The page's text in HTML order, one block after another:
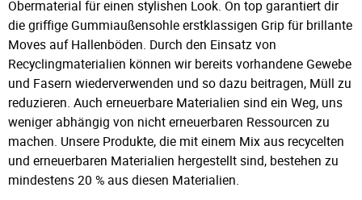
Obermaterial für einen stylishen Look. On top garantiert dir
die griffige Gummiaußensohle erstklassigen Grip für brillante
Moves auf Hallenböden. Durch den Einsatz von
Recyclingmaterialien können wir bereits vorhandene Gewebe
und Fasern wiederverwenden und so dazu beitragen, Müll zu
reduzieren. Auch erneuerbare Materialien sind ein Weg, uns
weniger abhängig von nicht erneuerbaren Ressourcen zu
machen. Unsere Produkte, die mit einem Mix aus recycelten
und erneuerbaren Materialien hergestellt sind, bestehen zu
mindestens 20 % aus diesen Materialien.